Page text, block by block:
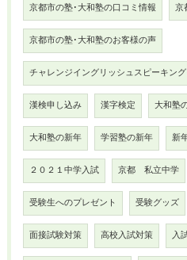
京都市の塾･大和塾の口コミ情報 京
京都市の塾･大和塾のお客様の声
チャレンジイングリッシュスピーキン
漢検申し込み 漢字検定 大和塾
大和塾の新年 学習塾の新年 新
２０２１中学入試 京都 私立中学
受験生へのプレゼント 受験グッズ
面接試験対策 高校入試対策 入